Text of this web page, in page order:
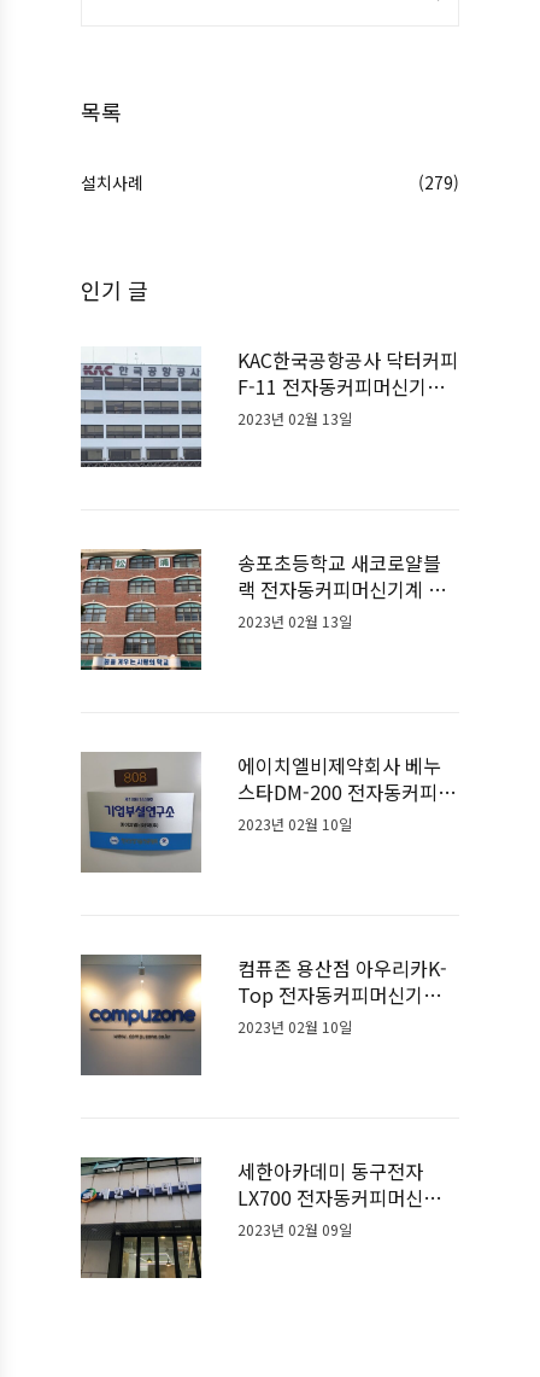
목록
설치사례 (279)
인기 글
KAC한국공항공사 닥터커피
F-11 전자동커피머신기계
설치사례
2023년 02월 13일
송포초등학교 새코로얄블
랙 전자동커피머신기계 설
치사례
2023년 02월 13일
에이치엘비제약회사 베누
스타DM-200 전자동커피머
신기계 설치사례
2023년 02월 10일
컴퓨존 용산점 아우리카K-
Top 전자동커피머신기계
설치사례
2023년 02월 10일
세한아카데미 동구전자
LX700 전자동커피머신기
계 설치사례
2023년 02월 09일